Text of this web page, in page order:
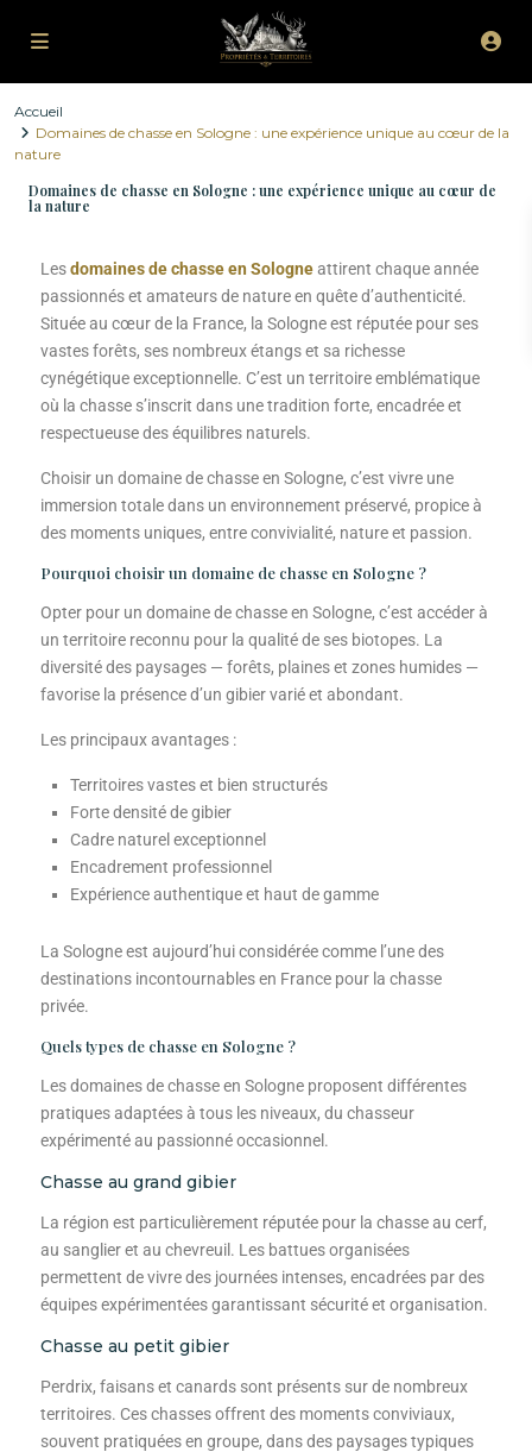
Accueil
Domaines de chasse en Sologne : une expérience unique au cœur de la
nature
Domaines de chasse en Sologne : une expérience unique au cœur de
la nature
Lesdomaines de chasse en Sologneattirent chaque année
passionnés et amateurs de nature en quête d’authenticité.
Située au cœur de la France, la Sologne est réputée pour ses
vastes forêts, ses nombreux étangs et sa richesse
cynégétique exceptionnelle. C’est un territoire emblématique
où la chasse s’inscrit dans une tradition forte, encadrée et
respectueuse des équilibres naturels.
Choisir un domaine de chasse en Sologne, c’est vivre une
immersion totale dans un environnement préservé, propice à
des moments uniques, entre convivialité, nature et passion.
Pourquoi choisir un domaine de chasse en Sologne ?
Opter pour un domaine de chasse en Sologne, c’est accéder à
un territoire reconnu pour la qualité de ses biotopes. La
diversité des paysages — forêts, plaines et zones humides —
favorise la présence d’un gibier varié et abondant.
Les principaux avantages :
Territoires vastes et bien structurés
Forte densité de gibier
Cadre naturel exceptionnel
Encadrement professionnel
Expérience authentique et haut de gamme
La Sologne est aujourd’hui considérée comme l’une des
destinations incontournables en France pour la chasse
privée.
Quels types de chasse en Sologne ?
Les domaines de chasse en Sologne proposent différentes
pratiques adaptées à tous les niveaux, du chasseur
expérimenté au passionné occasionnel.
Chasse au grand gibier
La région est particulièrement réputée pour la chasse au cerf,
au sanglier et au chevreuil. Les battues organisées
permettent de vivre des journées intenses, encadrées par des
équipes expérimentées garantissant sécurité et organisation.
Chasse au petit gibier
Perdrix, faisans et canards sont présents sur de nombreux
territoires. Ces chasses offrent des moments conviviaux,
souvent pratiquées en groupe, dans des paysages typiques